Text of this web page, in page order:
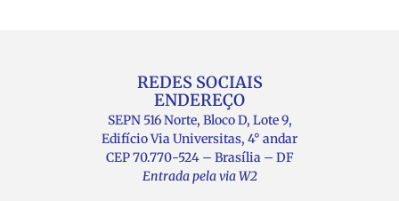
REDES SOCIAIS
ENDEREÇO
SEPN 516 Norte, Bloco D, Lote 9,
Edifício Via Universitas, 4° andar
CEP 70.770-524 – Brasília – DF
Entrada pela via W2